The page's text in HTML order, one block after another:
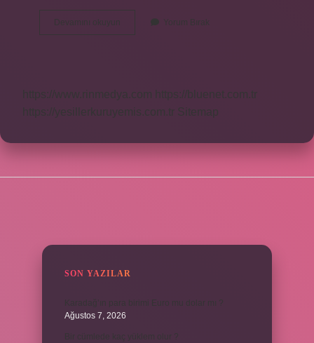
Devamını okuyun
Denizcilik
Yorum Bırak
https://www.rinmedya.com
https://bluenet.com.tr
https://yesillerkuruyemis.com.tr Sitemap
SON YAZILAR
Karadağ’ın para birimi Euro mu dolar mı ?
Ağustos 7, 2026